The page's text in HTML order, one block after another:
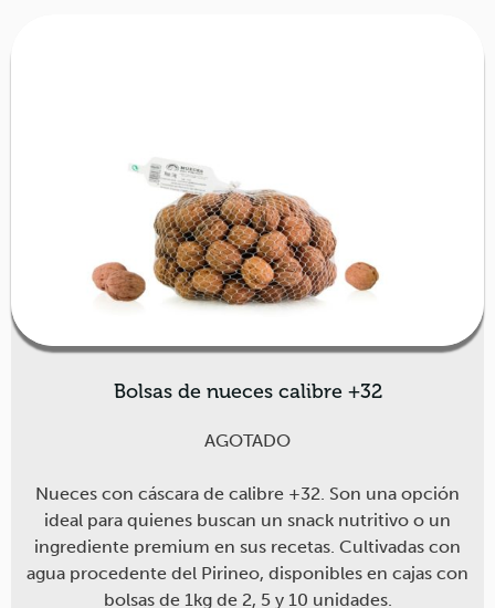
Bolsas de nueces calibre +32
AGOTADO
Nueces con cáscara de calibre +32. Son una opción
ideal para quienes buscan un snack nutritivo o un
ingrediente premium en sus recetas. Cultivadas con
agua procedente del Pirineo, disponibles en cajas con
bolsas de 1kg de 2, 5 y 10 unidades.